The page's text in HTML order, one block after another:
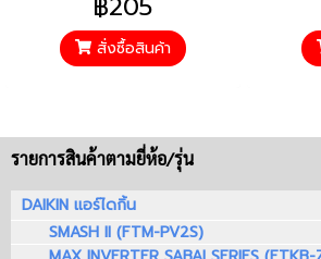
฿205
สั่งซื้อสินค้า
รายการสินค้าตามยี่ห้อ/รุ่น
DAIKIN แอร์ไดกิ้น
SMASH II (FTM-PV2S)